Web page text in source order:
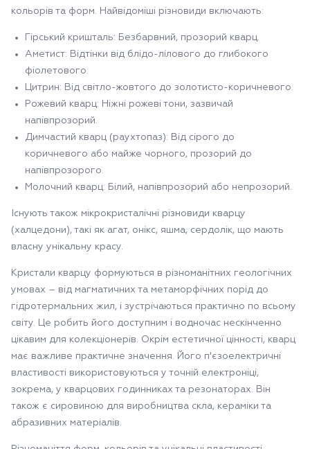
кольорів та форм. Найвідоміші різновиди включають:
Гірський кришталь: Безбарвний, прозорий кварц.
Аметист: Відтінки від блідо-лілового до глибокого
фіолетового.
Цитрин: Від світло-жовтого до золотисто-коричневого.
Рожевий кварц: Ніжні рожеві тони, зазвичай
напівпрозорий.
Димчастий кварц (раухтопаз): Від сірого до
коричневого або майже чорного, прозорий до
напівпрозорого.
Молочний кварц: Білий, напівпрозорий або непрозорий.
Існують також мікрокристалічні різновиди кварцу
(халцедони), такі як агат, онікс, яшма, сердолік, що мають
власну унікальну красу.
Кристали кварцу формуються в різноманітних геологічних
умовах – від магматичних та метаморфічних порід до
гідротермальних жил, і зустрічаються практично по всьому
світу. Це робить його доступним і водночас нескінченно
цікавим для колекціонерів. Окрім естетичної цінності, кварц
має важливе практичне значення. Його п'єзоелектричні
властивості використовуються у точній електроніці,
зокрема, у кварцових годинниках та резонаторах. Він
також є сировиною для виробництва скла, кераміки та
абразивних матеріалів.